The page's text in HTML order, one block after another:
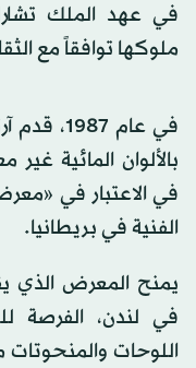
في عهد الملك
ملوكها توافقاً مع
في عام
في الاعتبار في
الفنية في بريطانيا.
يمنح المعرض الذي
في لندن، الفرصة
اللوحات والمنحوتات